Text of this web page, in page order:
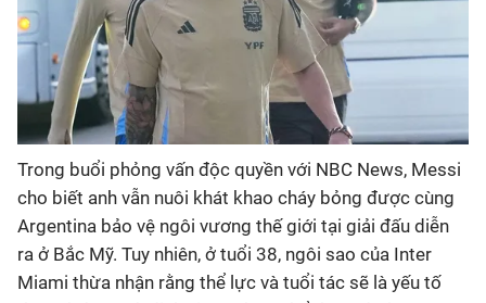
Các môn khác
VIDEO
Bên lề
Trong buổi phỏng vấn độc quyền với NBC News, Messi
cho biết anh vẫn nuôi khát khao cháy bỏng được cùng
Argentina bảo vệ ngôi vương thế giới tại giải đấu diễn
ra ở Bắc Mỹ. Tuy nhiên, ở tuổi 38, ngôi sao của Inter
Miami thừa nhận rằng thể lực và tuổi tác sẽ là yếu tố